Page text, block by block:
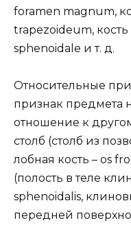
foramen magnum,
trapezoideum,
sphenoidale и т. д.
Относительные
признак предмета
отношение к
столб (столб из
лобная кость – os
(полость в теле
sphenoidalis,
передней